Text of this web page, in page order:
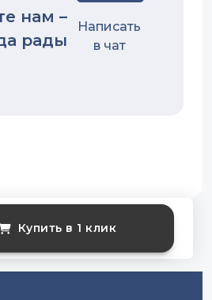
нам –
рады
Написать
в чат
Купить в 1 клик